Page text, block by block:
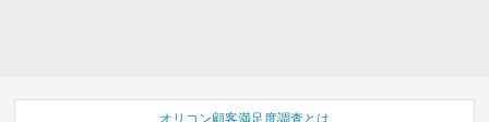
オリコン顧客満足度調査とは